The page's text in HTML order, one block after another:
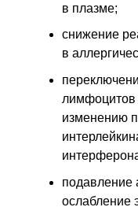
в плазме;
снижение
в
лимфоцитов
изменению
подавление
ослабление